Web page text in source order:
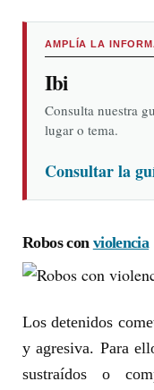
AMPLÍA LA
Ibi
Consulta nuestra
lugar o tema.
Consultar la
Robos con violencia
Los detenidos
y agresiva. Para
sustraídos o